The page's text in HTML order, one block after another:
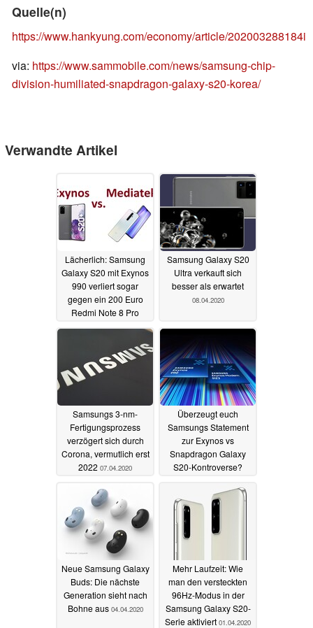
Quelle(n)
https://www.hankyung.com/economy/article/202003288184i
via: https://www.sammobile.com/news/samsung-chip-
division-humiliated-snapdragon-galaxy-s20-korea/
Verwandte Artikel
Lächerlich: Samsung
Galaxy S20 mit Exynos
990 verliert sogar
gegen ein 200 Euro
Redmi Note 8 Pro
04.05.2020
Samsung Galaxy S20
Ultra verkauft sich
besser als erwartet
08.04.2020
Samsungs 3-nm-
Fertigungsprozess
verzögert sich durch
Corona, vermutlich erst
2022 07.04.2020
Überzeugt euch
Samsungs Statement
zur Exynos vs
Snapdragon Galaxy
S20-Kontroverse?
Neue Samsung Galaxy
Buds: Die nächste
Generation sieht nach
Bohne aus 04.04.2020
Mehr Laufzeit: Wie
man den versteckten
96Hz-Modus in der
Samsung Galaxy S20-
Serie aktiviert 01.04.2020